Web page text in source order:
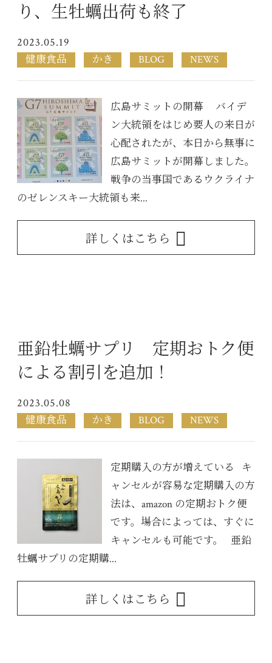
り、生牡蠣出荷も終了
2023.05.19
健康食品 かき BLOG NEWS
広島サミットの開幕 バイデ
ン大統領をはじめ要人の来日が
心配されたが、本日から無事に
広島サミットが開幕しました。
戦争の当事国であるウクライナ
のゼレンスキー大統領も来...
詳しくはこちら
亜鉛牡蠣サプリ 定期おトク便
による割引を追加！
2023.05.08
健康食品 かき BLOG NEWS
定期購入の方が増えている キ
ャンセルが容易な定期購入の方
法は、amazon の定期おトク便
です。場合によっては、すぐに
キャンセルも可能です。 亜鉛
牡蠣サプリの定期購...
詳しくはこちら